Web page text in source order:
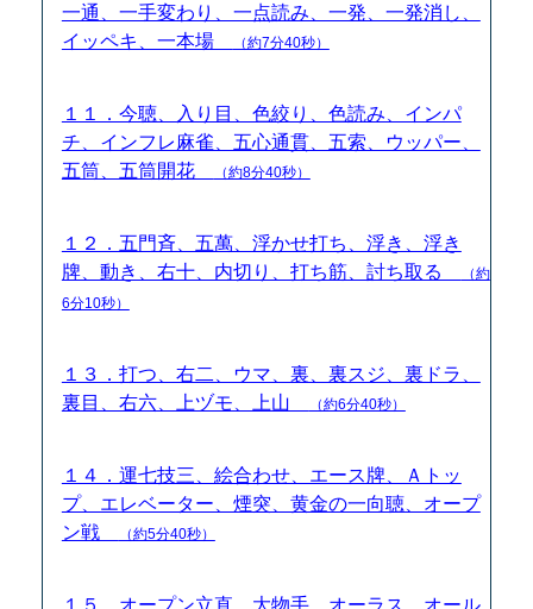
一通、一手変わり、一点読み、一発、一発消し、
イッペキ、一本場
（約7分40秒）
１１．今聴、入り目、色絞り、色読み、インパ
チ、インフレ麻雀、五心通貫、五索、ウッパー、
五筒、五筒開花
（約8分40秒）
１２．五門斉、五萬、浮かせ打ち、浮き、浮き
牌、動き、右十、内切り、打ち筋、討ち取る
（約
6分10秒）
１３．打つ、右二、ウマ、裏、裏スジ、裏ドラ、
裏目、右六、上ヅモ、上山
（約6分40秒）
１４．運七技三、絵合わせ、エース牌、Ａトッ
プ、エレベーター、煙突、黄金の一向聴、オープ
ン戦
（約5分40秒）
１５．オープン立直、大物手、オーラス、オール